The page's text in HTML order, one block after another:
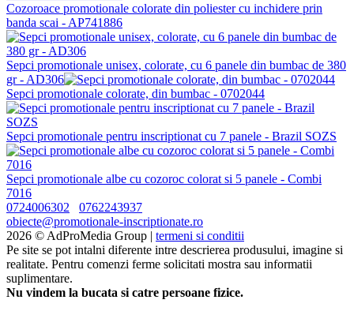
Cozoroace promotionale colorate din poliester cu inchidere prin
banda scai - AP741886
Sepci promotionale unisex, colorate, cu 6 panele din bumbac de 380
gr - AD306
Sepci promotionale colorate, din bumbac - 0702044
Sepci promotionale pentru inscriptionat cu 7 panele - Brazil SOZS
Sepci promotionale albe cu cozoroc colorat si 5 panele - Combi
7016
0724006302
0762243937
obiecte@promotionale-inscriptionate.ro
2026 © AdProMedia Group | termeni si conditii
Pe site se pot intalni diferente intre descrierea produsului, imagine si
realitate. Pentru comenzi ferme solicitati mostra sau informatii
suplimentare.
Nu vindem la bucata si catre persoane fizice.